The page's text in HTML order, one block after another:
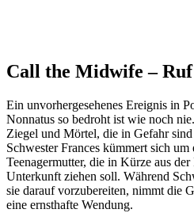
Call the Midwife – Ruf
Ein unvorhergesehenes Ereignis in
Nonnatus so bedroht ist wie noch
Ziegel und Mörtel, die in Gefahr
Schwester Frances kümmert sich
Teenagermutter, die in Kürze aus
Unterkunft ziehen soll. Während
sie darauf vorzubereiten, nimmt die
eine ernsthafte Wendung.